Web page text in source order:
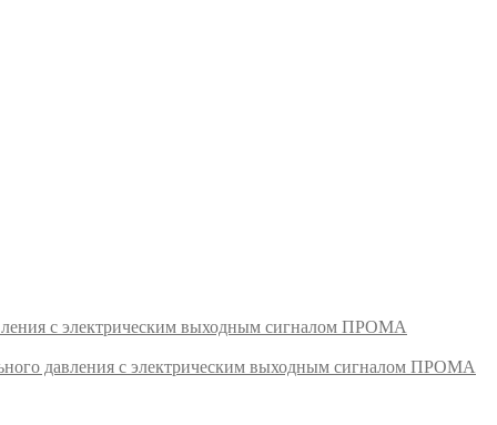
с электрическим выходным сигналом ПРОМА
давления с электрическим выходным сигналом ПРОМА